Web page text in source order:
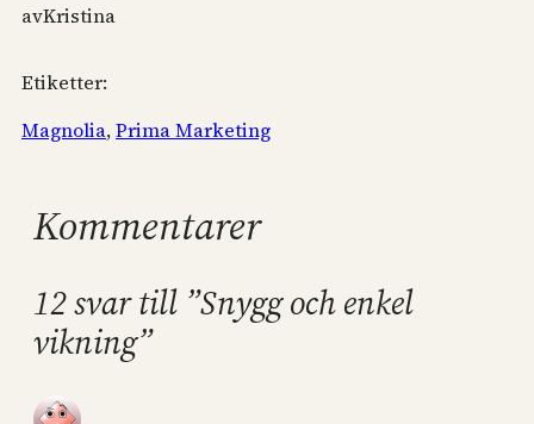
avKristina
Etiketter:
Magnolia, Prima Marketing
Kommentarer
12 svar till ”Snygg och enkel
vikning”